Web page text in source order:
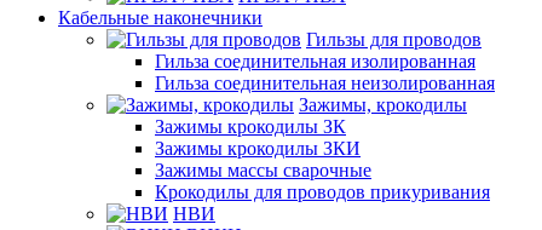
Кабельные наконечники
Гильзы для проводов
Гильза соединительная изолированная
Гильза соединительная неизолированная
Зажимы, крокодилы
Зажимы крокодилы ЗК
Зажимы крокодилы ЗКИ
Зажимы массы сварочные
Крокодилы для проводов прикуривания
НВИ